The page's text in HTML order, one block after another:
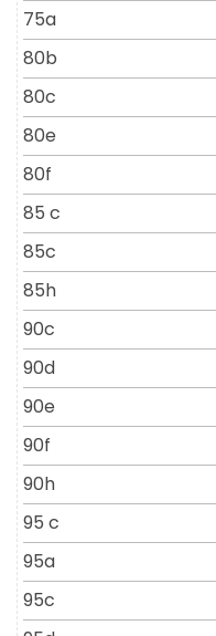
75a
80b
80c
80e
80f
85 c
85c
85h
90c
90d
90e
90f
90h
95 c
95a
95c